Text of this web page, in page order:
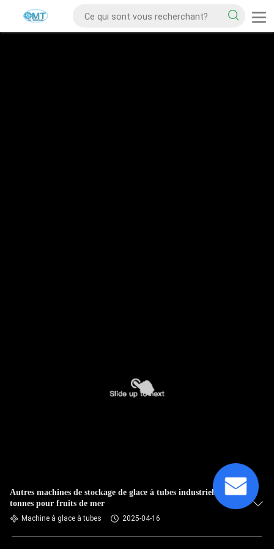
Autres machines de stockage de glace à tubes industriels de 3
tonnes pour fruits de mer
Machine à glace à tubes 2025-04-16